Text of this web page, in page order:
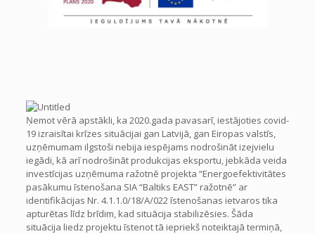
Ņemot vērā apstākli, ka 2020.gada pavasarī, iestājoties covid-
19 izraisītai krīzes situācijai gan Latvijā, gan Eiropas valstīs,
uzņēmumam ilgstoši nebija iespējams nodrošināt izejvielu
iegādi, kā arī nodrošināt produkcijas eksportu, jebkāda veida
investīcijas uzņēmuma ražotnē projekta “Energoefektivitātes
pasākumu īstenošana SIA “Baltiks EAST” ražotnē” ar
identifikācijas Nr. 4.1.1.0/18/A/022 īstenošanas ietvaros tika
apturētas līdz brīdim, kad situācija stabilizēsies. Šāda
situācija liedz projektu īstenot tā iepriekš noteiktajā termiņā,